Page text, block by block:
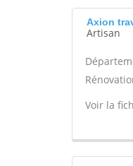
Axion
Artisan
Voir la